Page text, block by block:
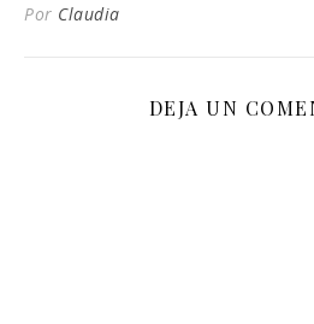
Por Claudia
DEJA UN